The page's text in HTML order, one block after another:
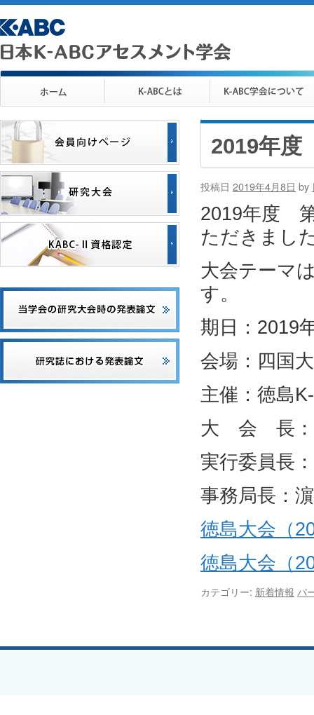
2019年度
投稿日 2019年4月8日 by
2019年度
ただきまし
大会テーマ
す。
期日：2019
会場：四国
主催：徳島
大 会 長：
実行委員長
事務局長：
徳島大会（
徳島大会（
カテゴリー: 新着情報 パ